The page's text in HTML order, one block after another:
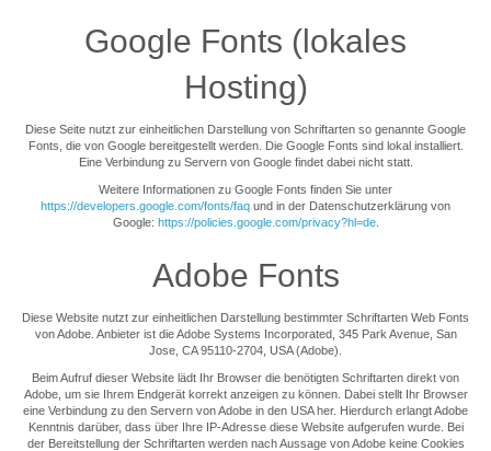
Google Fonts (lokales
Hosting)
Diese Seite nutzt zur einheitlichen Darstellung von Schriftarten so genannte Google
Fonts, die von Google bereitgestellt werden. Die Google Fonts sind lokal installiert.
Eine Verbindung zu Servern von Google findet dabei nicht statt.
Weitere Informationen zu Google Fonts finden Sie unter
https://developers.google.com/fonts/faq und in der Datenschutzerklärung von
Google: https://policies.google.com/privacy?hl=de.
Adobe Fonts
Diese Website nutzt zur einheitlichen Darstellung bestimmter Schriftarten Web Fonts
von Adobe. Anbieter ist die Adobe Systems Incorporated, 345 Park Avenue, San
Jose, CA 95110-2704, USA (Adobe).
Beim Aufruf dieser Website lädt Ihr Browser die benötigten Schriftarten direkt von
Adobe, um sie Ihrem Endgerät korrekt anzeigen zu können. Dabei stellt Ihr Browser
eine Verbindung zu den Servern von Adobe in den USA her. Hierdurch erlangt Adobe
Kenntnis darüber, dass über Ihre IP-Adresse diese Website aufgerufen wurde. Bei
der Bereitstellung der Schriftarten werden nach Aussage von Adobe keine Cookies